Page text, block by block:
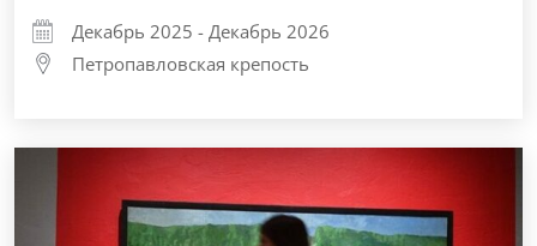
Декабрь 2025 - Декабрь 2026
Петропавловская крепость